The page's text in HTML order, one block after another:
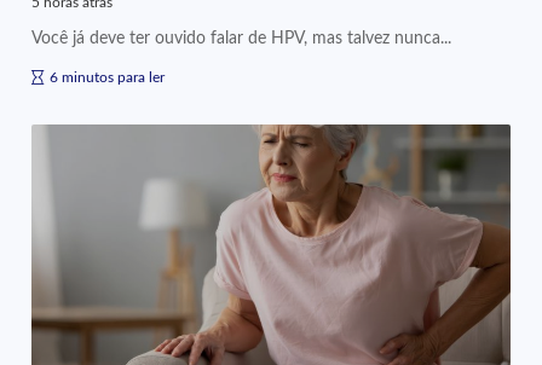
Você já deve ter ouvido falar de HPV, mas talvez nunca...
6 minutos para ler